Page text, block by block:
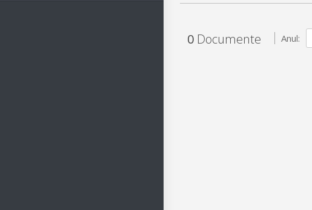
0 Documente Anul: